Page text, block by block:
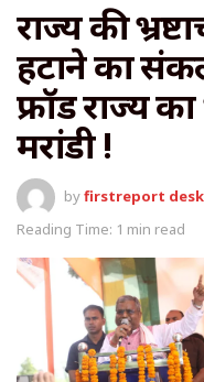
राज्य की
हटाने का
फ्रॉड राज्य
मरांडी !
byfirstreport
Reading Time: 1 min read